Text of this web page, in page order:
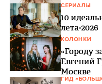
СЕРИАЛЫ
10
лета-2026
КОЛОНКИ
«Городу
Евгений
Москве
ГИД